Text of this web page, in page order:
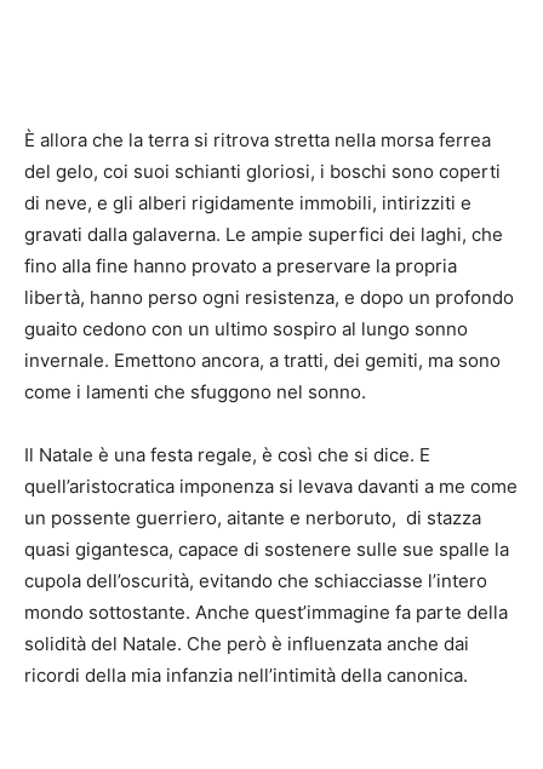
È allora che la terra si ritrova stretta nella morsa ferrea
del gelo, coi suoi schianti gloriosi, i boschi sono coperti
di neve, e gli alberi rigidamente immobili, intirizziti e
gravati dalla galaverna. Le ampie superfici dei laghi, che
fino alla fine hanno provato a preservare la propria
libertà, hanno perso ogni resistenza, e dopo un profondo
guaito cedono con un ultimo sospiro al lungo sonno
invernale. Emettono ancora, a tratti, dei gemiti, ma sono
come i lamenti che sfuggono nel sonno.
Il Natale è una festa regale, è così che si dice. E
quell’aristocratica imponenza si levava davanti a me come
un possente guerriero, aitante e nerboruto, di stazza
quasi gigantesca, capace di sostenere sulle sue spalle la
cupola dell’oscurità, evitando che schiacciasse l’intero
mondo sottostante. Anche quest’immagine fa parte della
solidità del Natale. Che però è influenzata anche dai
ricordi della mia infanzia nell’intimità della canonica.